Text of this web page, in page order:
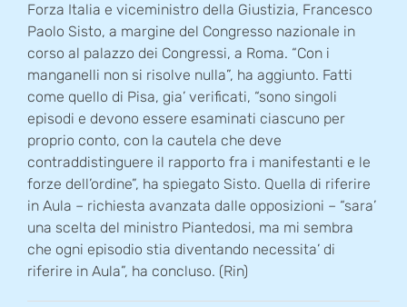
Forza Italia e viceministro della Giustizia, Francesco
Paolo Sisto, a margine del Congresso nazionale in
corso al palazzo dei Congressi, a Roma. “Con i
manganelli non si risolve nulla”, ha aggiunto. Fatti
come quello di Pisa, gia’ verificati, “sono singoli
episodi e devono essere esaminati ciascuno per
proprio conto, con la cautela che deve
contraddistinguere il rapporto fra i manifestanti e le
forze dell’ordine”, ha spiegato Sisto. Quella di riferire
in Aula – richiesta avanzata dalle opposizioni – “sara’
una scelta del ministro Piantedosi, ma mi sembra
che ogni episodio stia diventando necessita’ di
riferire in Aula”, ha concluso. (Rin)